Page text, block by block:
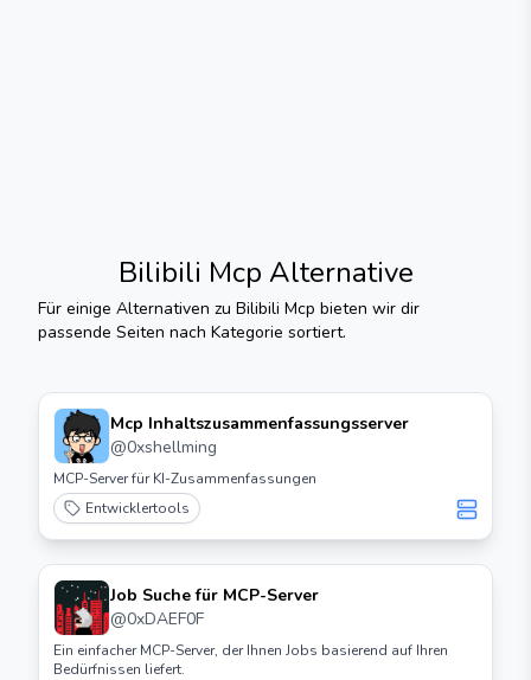
Bilibili Mcp Alternative
Für einige Alternativen zu Bilibili Mcp bieten wir dir
passende Seiten nach Kategorie sortiert.
Mcp Inhaltszusammenfassungsserver
@0xshellming
MCP-Server für KI-Zusammenfassungen
Entwicklertools
Job Suche für MCP-Server
@0xDAEF0F
Ein einfacher MCP-Server, der Ihnen Jobs basierend auf Ihren
Bedürfnissen liefert.